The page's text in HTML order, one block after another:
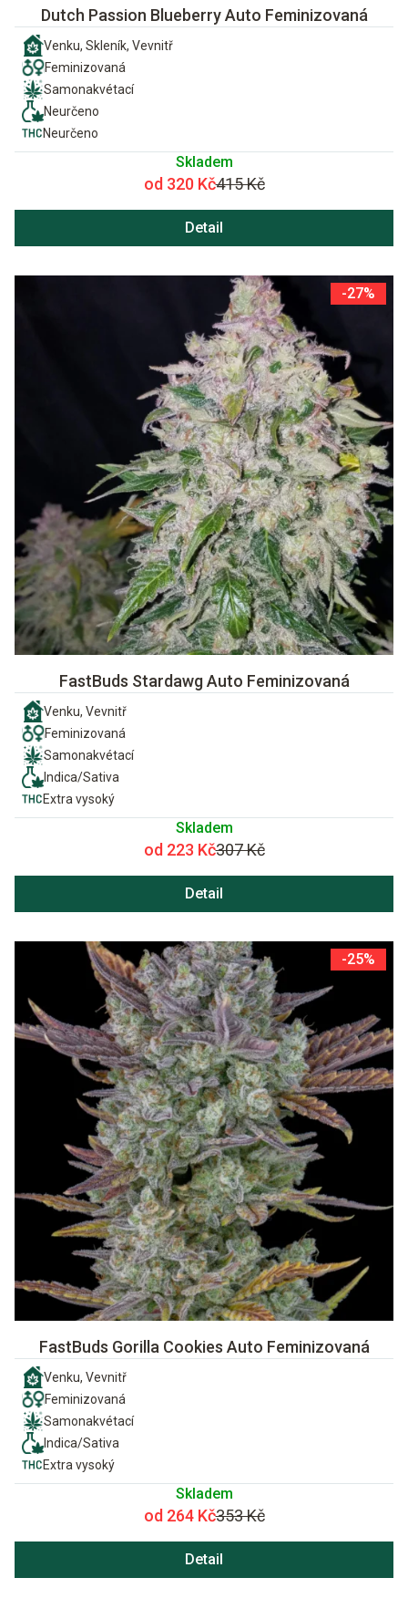
Dutch Passion Blueberry Auto Feminizovaná
Venku, Skleník, Vevnitř
Feminizovaná
Samonakvétací
Neurčeno
Neurčeno
Skladem
od 320 Kč415 Kč
Detail
-27%
FastBuds Stardawg Auto Feminizovaná
Venku, Vevnitř
Feminizovaná
Samonakvétací
Indica/Sativa
Extra vysoký
Skladem
od 223 Kč307 Kč
Detail
-25%
FastBuds Gorilla Cookies Auto Feminizovaná
Venku, Vevnitř
Feminizovaná
Samonakvétací
Indica/Sativa
Extra vysoký
Skladem
od 264 Kč353 Kč
Detail